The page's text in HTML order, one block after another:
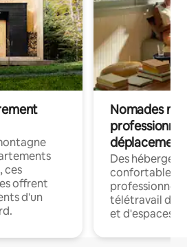
ces
offrent
d'un
Nomades
déplacement
Des
confortables
professionnels
télétravail
et d'espaces